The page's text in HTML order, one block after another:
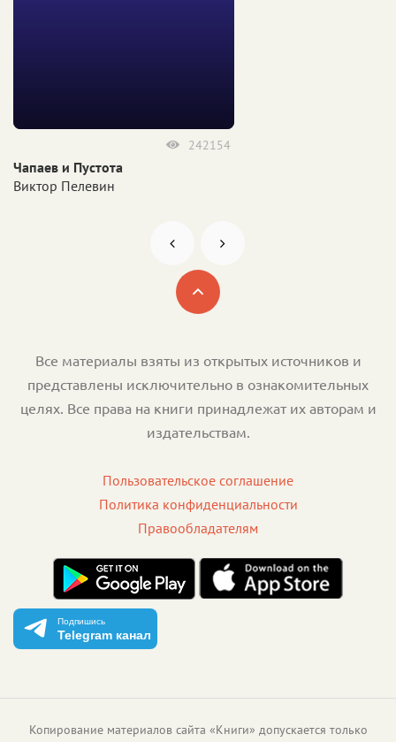
242154
Чапаев и Пустота
Виктор Пелевин
Все материалы взяты из открытых источников и
представлены исключительно в ознакомительных
целях. Все права на книги принадлежат их авторам и
издательствам.
Пользовательское соглашение
Политика конфиденциальности
Правообладателям
Подпишись
Telegram канал
Копирование материалов сайта «Книги» допускается только